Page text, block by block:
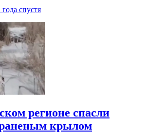
года спустя
регионе спасли
раненым крылом